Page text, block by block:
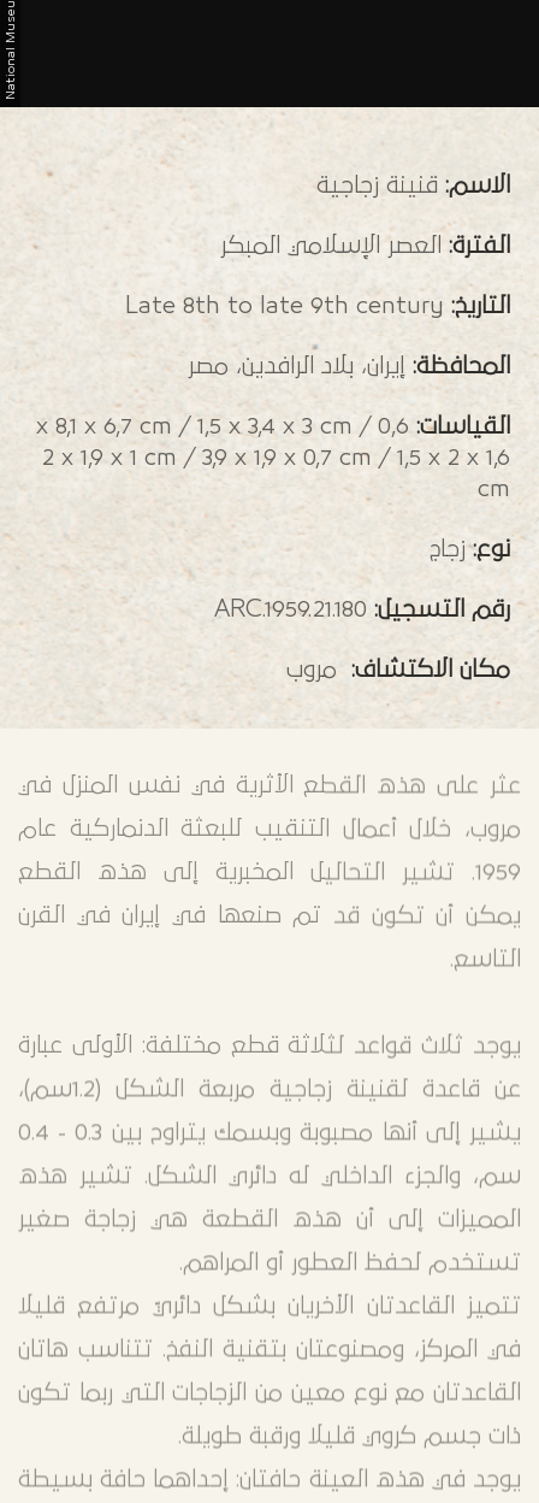
الاسم: قنينة زجاجية
الفترة: العصر الإسلامي المبكر
التاريخ: Late 8th to late 9th century
المحافظة: إيران، بلاد الرافدين، مصر
القياسات:
0,6 x 8,1 x 6,7 cm / 1,5 x 3,4 x 3 cm /
2 x 1,9 x 1 cm / 3,9 x 1,9 x 0,7 cm / 1,5 x 2 x 1,6
cm
نوع:زجاج
رقم التسجيل: ARC.1959.21.180
مكان الاكتشاف: مروب
عثر على هذه القطع الأثرية في نفس المنزل في
مروب، خلال أعمال التنقيب للبعثة الدنماركية عام
1959. تشير التحاليل المخبرية إلى هذه القطع
التاسع.
يوجد ثلاث قواعد لثلاثة قطع مختلفة: الأولى عبارة
عن قاعدة لقنينة زجاجية مربعة الشكل (1.2سم)،
يشير إلى أنها مصبوبة وبسمك يتراوح بين 0.3 - 0.4
سم، والجزء الداخلي له دائري الشكل. تشير هذه
المميزات إلى أن هذه القطعة هي زجاجة صغير
تستخدم لحفظ العطور أو المراهم.
تتميز القاعدتان الأخريان بشكل دائريً مرتفع قليلا
في المركز، ومصنوعتان بتقنية النفخ. تتناسب هاتان
القاعدتان مع نوع معين من الزجاجات التي ربما تكون